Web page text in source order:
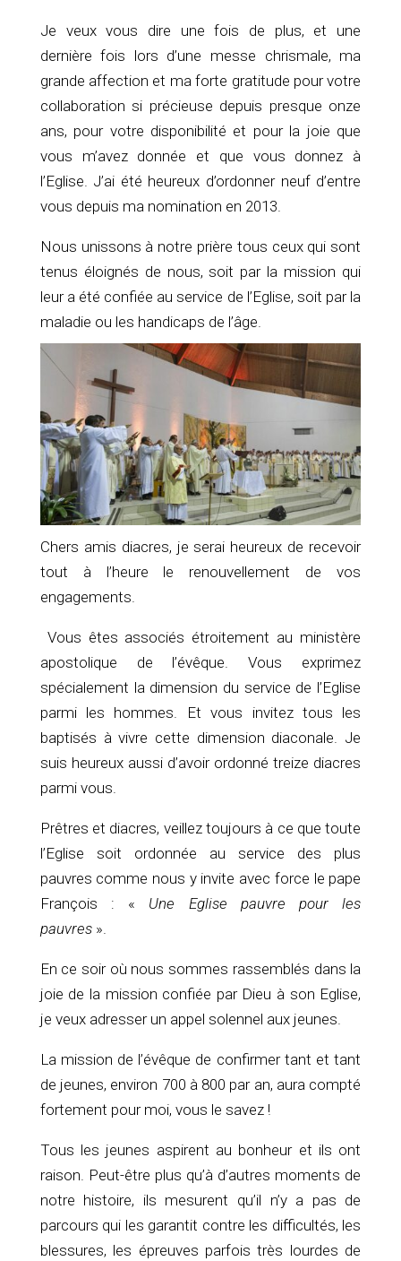
Je veux vous dire une fois de plus, et une
dernière fois lors d’une messe chrismale, ma
grande affection et ma forte gratitude pour votre
collaboration si précieuse depuis presque onze
ans, pour votre disponibilité et pour la joie que
vous m’avez donnée et que vous donnez à
l’Eglise. J’ai été heureux d’ordonner neuf d’entre
vous depuis ma nomination en 2013.
Nous unissons à notre prière tous ceux qui sont
tenus éloignés de nous, soit par la mission qui
leur a été confiée au service de l’Eglise, soit par la
maladie ou les handicaps de l’âge.
Chers amis diacres, je serai heureux de recevoir
tout à l’heure le renouvellement de vos
engagements.
Vous êtes associés étroitement au ministère
apostolique de l’évêque. Vous exprimez
spécialement la dimension du service de l’Eglise
parmi les hommes. Et vous invitez tous les
baptisés à vivre cette dimension diaconale. Je
suis heureux aussi d’avoir ordonné treize diacres
parmi vous.
Prêtres et diacres, veillez toujours à ce que toute
l’Eglise soit ordonnée au service des plus
pauvres comme nous y invite avec force le pape
François : « Une Eglise pauvre pour les
pauvres».
En ce soir où nous sommes rassemblés dans la
joie de la mission confiée par Dieu à son Eglise,
je veux adresser un appel solennel aux jeunes.
La mission de l’évêque de confirmer tant et tant
de jeunes, environ 700 à 800 par an, aura compté
fortement pour moi, vous le savez !
Tous les jeunes aspirent au bonheur et ils ont
raison. Peut-être plus qu’à d’autres moments de
notre histoire, ils mesurent qu’il n’y a pas de
parcours qui les garantit contre les difficultés, les
blessures, les épreuves parfois très lourdes de